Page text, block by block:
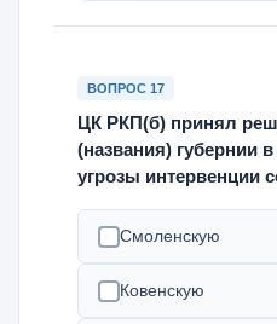
ВОПРОС 17
ЦК РКП(б) принял
(названия) губернии
угрозы интервенции
Смоленскую
Ковенскую